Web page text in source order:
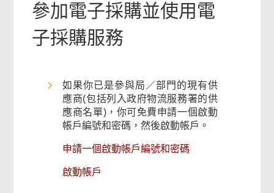
參加電子採購並使用電
子採購服務
如果你已是參與局／部門的現有供
應商(包括列入政府物流服務署的供
應商名單)，你可免費申請一個啟動
帳戶編號和密碼，然後啟動帳戶。
申請一個啟動帳戶編號和密碼
啟動帳戶